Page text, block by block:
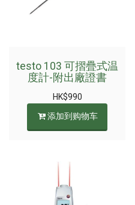
testo 103 可摺疊式温
度計-附出廠證書
HK$990
添加到购物车